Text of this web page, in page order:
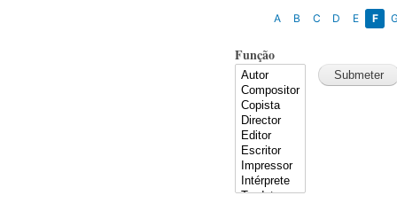
A B C D E F
Função